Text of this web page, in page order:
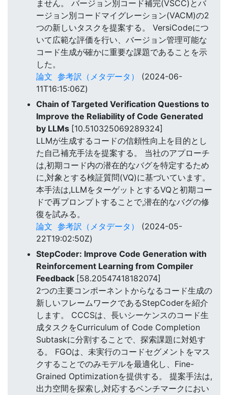
ません。 バージョン別コード補完(VSCC)とバ
ージョン別コードマイグレーション(VACM)の2
つの新しいタスクを提案する。 VersiCodeにつ
いて広範な評価を行い、バージョン管理可能な
コード生成が確かに重要な課題であることを示
した。
論文 参考訳（メタデータ）
(2024-06-
11T16:15:06Z)
Chain of Targeted Verification Questions to
Improve the Reliability of Code Generated
by LLMs [10.510325069289324]
LLMが生成するコードの信頼性向上を目的とし
た自己補充手法を提案する。 当社のアプローチ
は,初期コード内の潜在的なバグを特定するため
に,対象とする検証質問(VQ)に基づいています。
本手法は,LLMをターゲットとするVQと初期コー
ドで再プロンプトすることで,潜在的なバグの修
復を試みる。
論文 参考訳（メタデータ）
(2024-05-
22T19:02:50Z)
StepCoder: Improve Code Generation with
Reinforcement Learning from Compiler
Feedback [58.20547418182074]
2つの主要コンポーネントからなるコード生成の
新しいフレームワークであるStepCoderを紹介
します。 CCCSは、長いシーケンスのコード生
成タスクをCurriculum of Code Completion
Subtaskに分割することで、探索課題に対処す
る。 FGOは、未実行のコードセグメントをマス
クすることでのみモデルを最適化し、Fine-
Grained Optimizationを提供する。 提案手法は,
出力空間を探索し,対応するベンチマークにおい